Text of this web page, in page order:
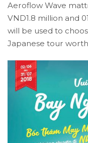
Aeroflow Wave
VND1.8 million and
will be used to
Japanese tour